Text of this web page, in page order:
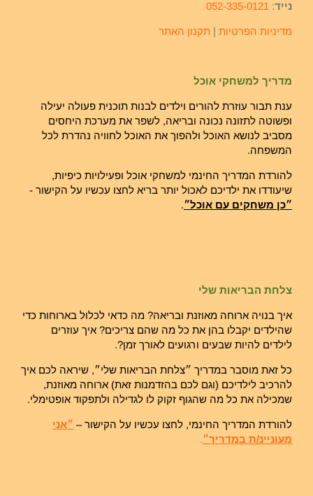
נייד:
052-335-0121
מדיניות הפרטיות | תקנון האתר
מדריך למשחקי אוכל
ענת תבור עוזרת להורים וילדים לבנות תוכנית פעולה יעילה
ופשוטה לתזונה נכונה ובריאה, לשפר את מערכת היחסים
מסביב לנושא האוכל ולהפוך את האוכל לחוויה נהדרת לכל
המשפחה.
להורדת המדריך החינמי למשחקי אוכל ופעילויות כיפיות,
שיעודדו את ילדיכם לאכול יותר בריא לחצו עכשיו על הקישור -
״כן משחקים עם אוכל״.
צלחת הבריאות שלי
איך בנויה ארוחה מאוזנת ובריאה? מה כדאי לכלול בארוחות כדי
שהילדים יקבלו בהן את כל מה שהם צריכים? איך עוזרים
לילדים להיות שבעים ורגועים לאורך זמן?.
כל זאת מוסבר במדריך ״צלחת הבריאות שלי״, שיראה לכם איך
להרכיב לילדיכם (וגם לכם בהזדמנות זאת) ארוחה מאוזנת,
שמכילה את כל מה שהגוף זקוק לו לגדילה ולתפקוד אופטימלי.
להורדת המדריך החינמי, לחצו עכשיו על הקישור – ״אני
מעוניינ/ת במדריך״.